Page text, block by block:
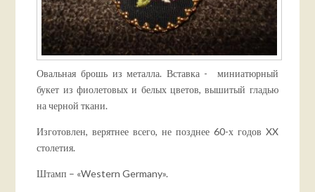
Овальная брошь из металла. Вставка - миниатюрный
букет из фиолетовых и белых цветов, вышитый гладью
на черной ткани.
Изготовлен, верятнее всего, не позднее 60-х годов XX
столетия.
Штамп – «Western Germany».